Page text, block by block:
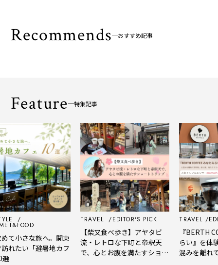
Recommends おすすめ記事
Feature 特集記事
さな旅へ。関東
い「避暑地カフ
TRAVEL EDITOR'S PICK
【柴又食べ歩き】アヤタビ
流・レトロな下町と帝釈天
で、心とお腹を満たすショー
TRAVEL
『BERTH
らい』を体験レ
混みを離れて深